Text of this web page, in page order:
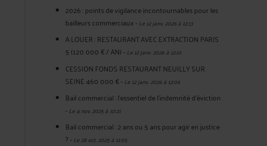
2026 : points de vigilance incontournables pour les
bailleurs commerciaux-Le 12 janv. 2026 à 12:13
A LOUER : RESTAURANT AVEC EXTRACTION PARIS
5 (120 000 € / AN)-Le 12 janv. 2026 à 12:10
CESSION FONDS RESTAURANT NEUILLY SUR
SEINE 460 000 €-Le 12 janv. 2026 à 12:06
Bail commercial : l'essentiel de l'indemnité d'éviction
-Le 4 nov. 2025 à 10:21
Bail commercial : 2 ans ou 5 ans pour agir en justice
?-Le 28 oct. 2025 à 11:05